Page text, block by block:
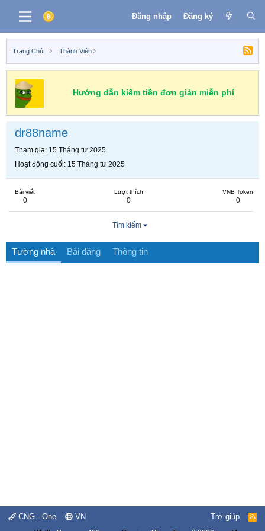
Đăng nhập Đăng ký
Trang Chủ Thành Viên
Hướng dẫn kiếm tiền đơn giản miễn phí
dr88name
Tham gia 15 Tháng tư 2025
Hoạt động cuối 15 Tháng tư 2025
Bài viết
0
Lượt thích
0
VNB Token
0
Tìm kiếm
Tường nhà Bài đăng Thông tin
CNG - One VN Trợ giúp
R